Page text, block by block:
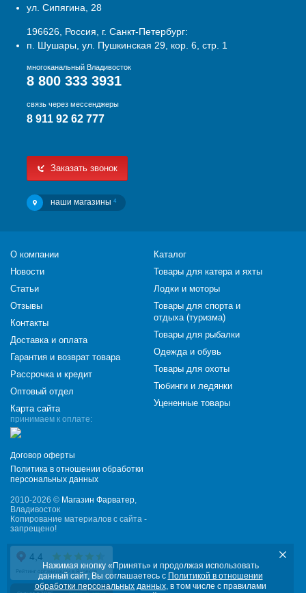
ул. Сипягина, 28
196626, Россия, г. Санкт-Петербург:
п. Шушары, ул. Пушкинская 29, кор. 6, стр. 1
многоканальный Владивосток
8 800 333 3931
связь через мессенджеры
8 911 92 62 777
Заказать звонок
наши магазины 4
принимаем к оплате:
Договор оферты
Политика в отношении обработки
персональных данных
2010-2026 © Магазин Фарватер,
Владивосток
Копирование материалов с сайта -
запрещено!
О компании
Новости
Статьи
Отзывы
Контакты
Доставка и оплата
Гарантия и возврат товара
Рассрочка и кредит
Оптовый отдел
Карта сайта
Каталог
Товары для катера и яхты
Лодки и моторы
Товары для спорта и
отдыха (туризма)
Товары для рыбалки
Одежда и обувь
Товары для охоты
Тюбинги и ледянки
Уцененные товары
Нажимая кнопку «Принять» и продолжая использовать
данный сайт, Вы соглашаетесь с Политикой в отношении
обработки персональных данных, в том числе с правилами